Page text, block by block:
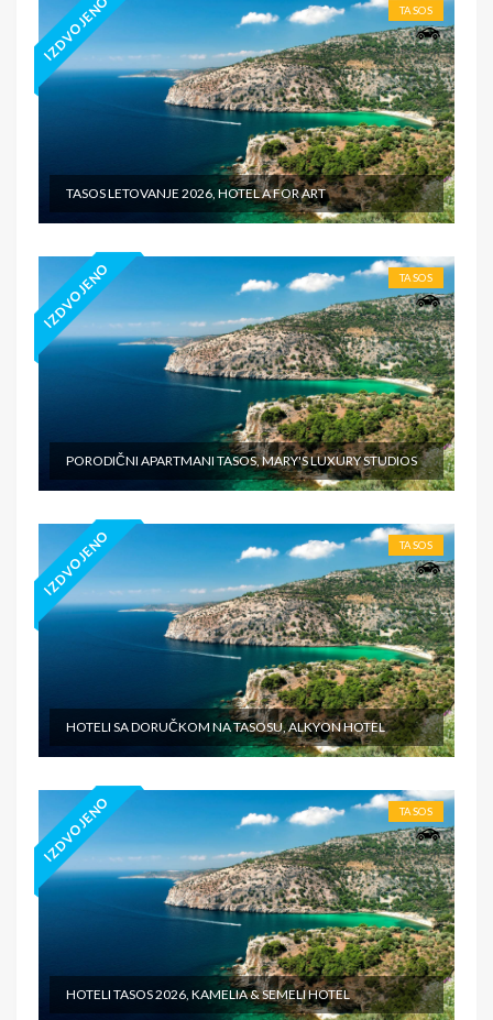
IZDVOJENO TASOS
TASOS LETOVANJE 2026, HOTEL A FOR ART
IZDVOJENO TASOS
PORODIČNI APARTMANI TASOS, MARY'S LUXURY STUDIOS
IZDVOJENO TASOS
HOTELI SA DORUČKOM NA TASOSU, ALKYON HOTEL
IZDVOJENO TASOS
HOTELI TASOS 2026, KAMELIA & SEMELI HOTEL